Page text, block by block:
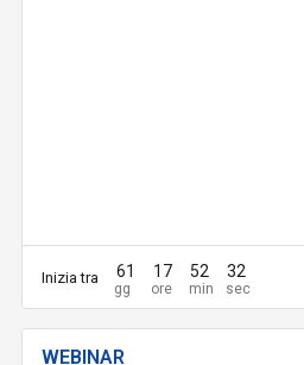
Inizia tra 61 17 52 31
WEBINAR